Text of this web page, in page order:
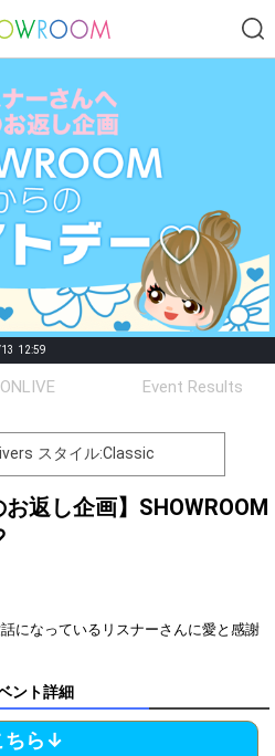
12:59
List of Goal
number of
positions
Rema
対する意気込みを
礼、コメントを見
ないか確認しよう！
トでの目標を語ろ
さんに、改めて愛と
ちを伝えてみよ
ントで一番ほしいプ
を発表しよう！
いるリスナーさん
ックネームの由来
ONLIVE Event Results
スタイル:Classic
お返し企画】SHOWROOM
になっているリスナーさんに愛と感謝
ント詳細
ちら↓